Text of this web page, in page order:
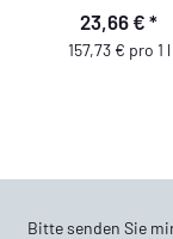
23,66 € *
157,73 € pro 1 l
Bitte senden Sie